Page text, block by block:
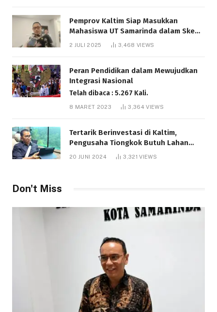
Pemprov Kaltim Siap Masukkan
Mahasiswa UT Samarinda dalam Skema
Bantuan Pendidikan Gratispol
2 JULI 2025 3,468 VIEWS
Peran Pendidikan dalam Mewujudkan
Integrasi Nasional
Telah dibaca : 5.267 Kali.
8 MARET 2023 3,364VIEWS
Tertarik Berinvestasi di Kaltim,
Pengusaha Tiongkok Butuh Lahan
1.000 Hektare
20 JUNI 2024 3,321VIEWS
Don't Miss